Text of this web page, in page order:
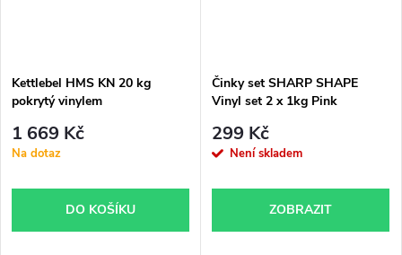
Kettlebel HMS KN 20 kg
pokrytý vinylem
1 669 Kč
Na dotaz
DO KOŠÍKU
Činky set SHARP SHAPE
Vinyl set 2 x 1kg Pink
299 Kč
Není skladem
ZOBRAZIT